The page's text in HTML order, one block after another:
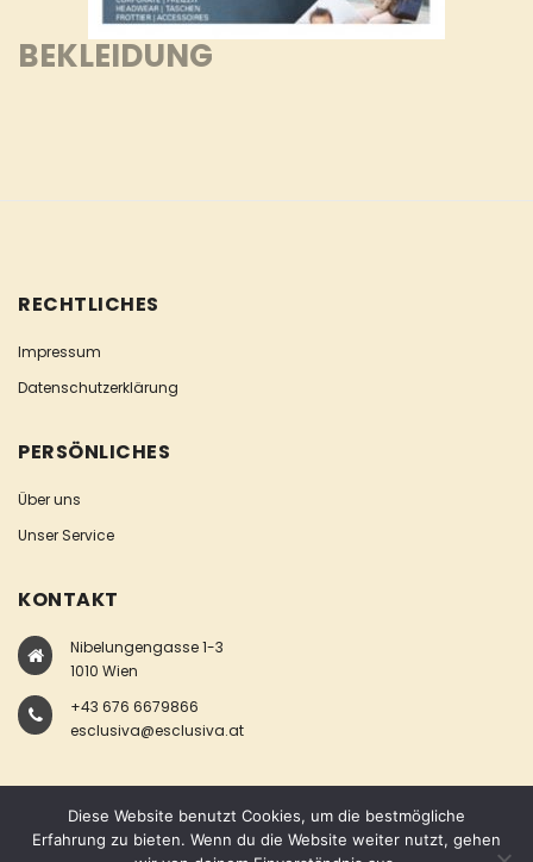
BEKLEIDUNG
RECHTLICHES
Impressum
Datenschutzerklärung
PERSÖNLICHES
Über uns
Unser Service
KONTAKT
Nibelungengasse 1-3
1010 Wien
+43 676 6679866
esclusiva@esclusiva.at
Diese Website benutzt Cookies, um die bestmögliche
Erfahrung zu bieten. Wenn du die Website weiter nutzt, gehen